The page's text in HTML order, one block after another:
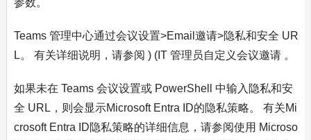
参数。
Teams 管理中心通过会议设置>Email邀请>隐私和安全 UR
L。 有关详细说明，请参阅 ) (IT 管理员自定义会议邀请 。
如果未在 Teams 会议设置或 PowerShell 中输入隐私和安
全 URL，则会显示Microsoft Entra ID的隐私策略。 有关Mi
crosoft Entra ID隐私策略的详细信息，请参阅使用 Microso